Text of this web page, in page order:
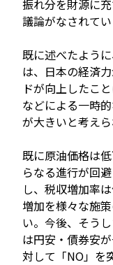
振れ分を財源に
議論がなされて
既に述べたよう
は、日本の経済
ドが向上したこ
などによる一時
が大きいと考えら
既に原油価格は
らなる進行が回
し、税収増加率
増加を様々な施
い。今後、そう
は円安・債券安
対して「NO」を